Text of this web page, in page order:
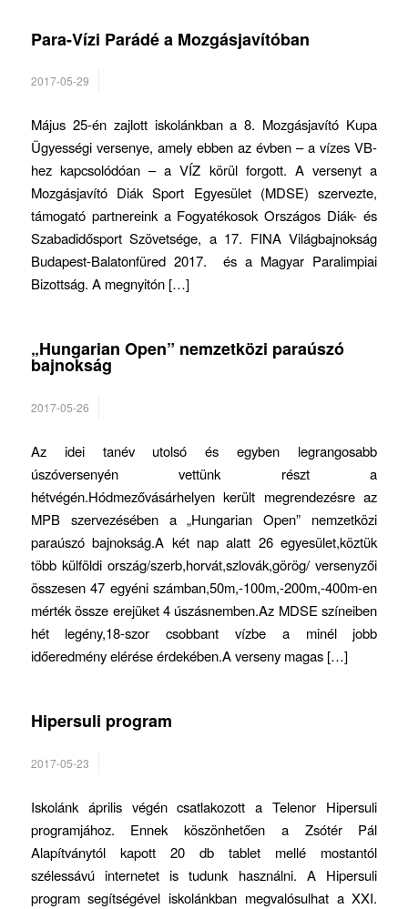
Para-Vízi Parádé a Mozgásjavítóban
2017-05-29
Május 25-én zajlott iskolánkban a 8. Mozgásjavító Kupa
Ügyességi versenye, amely ebben az évben – a vízes VB-
hez kapcsolódóan – a VÍZ körül forgott. A versenyt a
Mozgásjavító Diák Sport Egyesület (MDSE) szervezte,
támogató partnereink a Fogyatékosok Országos Diák- és
Szabadidősport Szövetsége, a 17. FINA Világbajnokság
Budapest-Balatonfüred 2017. és a Magyar Paralimpiai
Bizottság. A megnyitón […]
„Hungarian Open” nemzetközi paraúszó
bajnokság
2017-05-26
Az idei tanév utolsó és egyben legrangosabb
úszóversenyén vettünk részt a
hétvégén.Hódmezővásárhelyen került megrendezésre az
MPB szervezésében a „Hungarian Open” nemzetközi
paraúszó bajnokság.A két nap alatt 26 egyesület,köztük
több külföldi ország/szerb,horvát,szlovák,görög/ versenyzői
összesen 47 egyéni számban,50m,-100m,-200m,-400m-en
mérték össze erejüket 4 úszásnemben.Az MDSE színeiben
hét legény,18-szor csobbant vízbe a minél jobb
időeredmény elérése érdekében.A verseny magas […]
Hipersuli program
2017-05-23
Iskolánk április végén csatlakozott a Telenor Hipersuli
programjához. Ennek köszönhetően a Zsótér Pál
Alapítványtól kapott 20 db tablet mellé mostantól
szélessávú internetet is tudunk használni. A Hipersuli
program segítségével iskolánkban megvalósulhat a XXI.